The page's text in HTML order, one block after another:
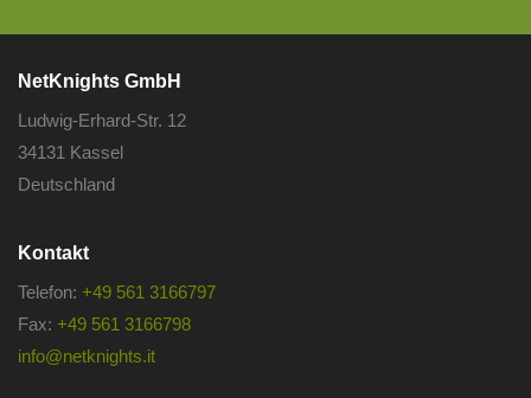
NetKnights GmbH
Ludwig-Erhard-Str. 12
34131 Kassel
Deutschland
Kontakt
Telefon: +49 561 3166797
Fax: +49 561 3166798
info@netknights.it